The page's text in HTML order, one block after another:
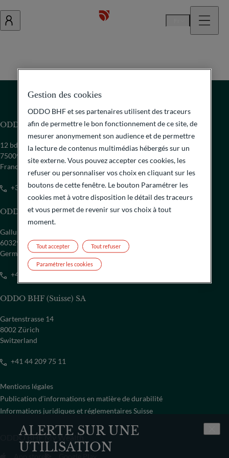
ALERTE SUR UNE
UTILISATION
ODDO BHF SCA
12 bd de la Madeleine
75009 Paris
France
+33 1 44 51 85 00
ODDO BHF SE
Gallusanlage 8
60329 Frankfurt/M
Germany
+49 69 718-0
ODDO BHF (Suisse) SA
Gartenstrasse 14
8002 Zürich
Switzerland
+41 44 209 75 11
Mentions légales
Publication d‘informations en matière de durabilité
Informations juridiques et réglementaires Suisse
ODDO BHF My Wealth
Gestion des cookies
ODDO BHF et ses partenaires utilisent des traceurs
afin de permettre le bon fonctionnement de ce site, de
mesurer anonymement son audience et de permettre
la lecture de contenus multimédias hébergés sur un
site externe. Vous pouvez accepter ces cookies, les
refuser ou personnaliser vos choix en cliquant sur les
boutons de cette fenêtre. Le bouton Paramétrer les
cookies met à votre disposition le détail des traceurs
et vous permet de revenir sur vos choix à tout
moment.
Tout refuser
Tout accepter
Paramétrer les cookies